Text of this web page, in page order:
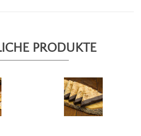
PRODUKTE